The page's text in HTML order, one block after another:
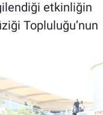
etkinliğin
Topluluğu’nun